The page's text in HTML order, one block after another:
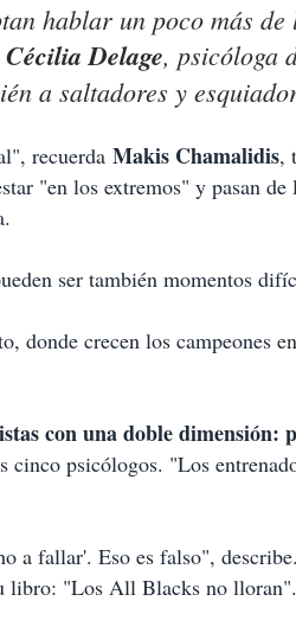
hablar un poco más de
Cécilia Delage, psicóloga
a saltadores y
recuerda Makis Chamalidis,
"en los extremos" y pasan de
ser también momentos
donde crecen los campeones
con una doble dimensión:
psicólogos. "Los
a fallar'. Eso es falso",
libro: "Los All Blacks no lloran".